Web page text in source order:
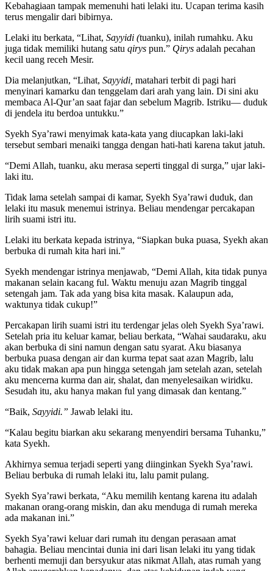
Kebahagiaan tampak memenuhi hati lelaki itu. Ucapan terima kasih
terus mengalir dari bibirnya.
Lelaki itu berkata, “Lihat, Sayyidi (tuanku), inilah rumahku. Aku
juga tidak memiliki hutang satu qirys pun.” Qirys adalah pecahan
kecil uang receh Mesir.
Dia melanjutkan, “Lihat, Sayyidi, matahari terbit di pagi hari
menyinari kamarku dan tenggelam dari arah yang lain. Di sini aku
membaca Al-Qur’an saat fajar dan sebelum Magrib. Istriku— duduk
di jendela itu berdoa untukku.”
Syekh Sya’rawi menyimak kata-kata yang diucapkan laki-laki
tersebut sembari menaiki tangga dengan hati-hati karena takut jatuh.
“Demi Allah, tuanku, aku merasa seperti tinggal di surga,” ujar laki-
laki itu.
Tidak lama setelah sampai di kamar, Syekh Sya’rawi duduk, dan
lelaki itu masuk menemui istrinya. Beliau mendengar percakapan
lirih suami istri itu.
Lelaki itu berkata kepada istrinya, “Siapkan buka puasa, Syekh akan
berbuka di rumah kita hari ini.”
Syekh mendengar istrinya menjawab, “Demi Allah, kita tidak punya
makanan selain kacang ful. Waktu menuju azan Magrib tinggal
setengah jam. Tak ada yang bisa kita masak. Kalaupun ada,
waktunya tidak cukup!”
Percakapan lirih suami istri itu terdengar jelas oleh Syekh Sya’rawi.
Setelah pria itu keluar kamar, beliau berkata, “Wahai saudaraku, aku
akan berbuka di sini namun dengan satu syarat. Aku biasanya
berbuka puasa dengan air dan kurma tepat saat azan Magrib, lalu
aku tidak makan apa pun hingga setengah jam setelah azan, setelah
aku mencerna kurma dan air, shalat, dan menyelesaikan wiridku.
Sesudah itu, aku hanya makan ful yang dimasak dan kentang.”
“Baik, Sayyidi.” Jawab lelaki itu.
“Kalau begitu biarkan aku sekarang menyendiri bersama Tuhanku,”
kata Syekh.
Akhirnya semua terjadi seperti yang diinginkan Syekh Sya’rawi.
Beliau berbuka di rumah lelaki itu, lalu pamit pulang.
Syekh Sya’rawi berkata, “Aku memilih kentang karena itu adalah
makanan orang-orang miskin, dan aku menduga di rumah mereka
ada makanan ini.”
Syekh Sya’rawi keluar dari rumah itu dengan perasaan amat
bahagia. Beliau mencintai dunia ini dari lisan lelaki itu yang tidak
berhenti memuji dan bersyukur atas nikmat Allah, atas rumah yang